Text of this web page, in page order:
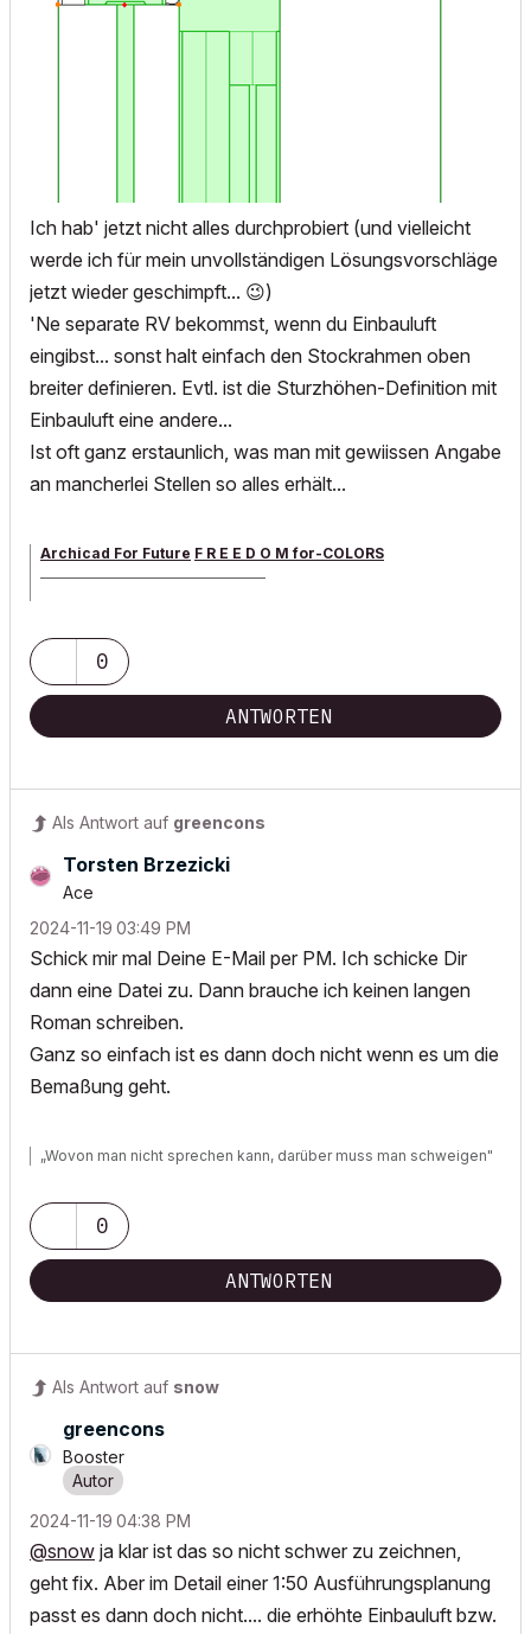
Ich hab' jetzt nicht alles durchprobiert (und vielleicht
werde ich für mein unvollständigen Lösungsvorschläge
jetzt wieder geschimpft... 😉)
'Ne separate RV bekommst, wenn du Einbauluft
eingibst... sonst halt einfach den Stockrahmen oben
breiter definieren. Evtl. ist die Sturzhöhen-Definition mit
Einbauluft eine andere...
Ist oft ganz erstaunlich, was man mit gewiissen Angabe
an mancherlei Stellen so alles erhält...
Archicad For Future F R E E D O M for-COLORS
0
ANTWORTEN
Als Antwort auf greencons
Torsten Brzezicki
Ace
‎2024-11-19 03:49 PM
Schick mir mal Deine E-Mail per PM. Ich schicke Dir
dann eine Datei zu. Dann brauche ich keinen langen
Roman schreiben.
Ganz so einfach ist es dann doch nicht wenn es um die
Bemaßung geht.
„Wovon man nicht sprechen kann, darüber muss man schweigen"
0
ANTWORTEN
Als Antwort auf snow
greencons
Booster
‎2024-11-19 04:38 PM
@snow ja klar ist das so nicht schwer zu zeichnen,
geht fix. Aber im Detail einer 1:50 Ausführungsplanung
passt es dann doch nicht.... die erhöhte Einbauluft bzw.